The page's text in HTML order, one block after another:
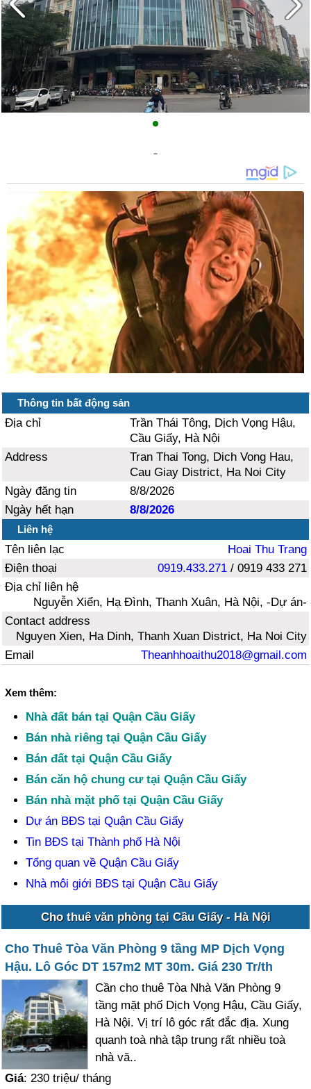
Thông tin bất động sản
Địa chỉ
Trần Thái Tông, Dịch Vọng Hậu,
Cầu Giấy, Hà Nội
Address
Tran Thai Tong, Dich Vong Hau,
Cau Giay District, Ha Noi City
Ngày đăng tin
8/8/2026
Ngày hết hạn
8/8/2026
Liên hệ
Tên liên lạc
Hoai Thu Trang
Điện thoại
0919.433.271/ 0919 433 271
Địa chỉ liên hệ
Nguyễn Xiển, Hạ Đình, Thanh Xuân, Hà Nội, -Dự án-
Contact address
Nguyen Xien, Ha Dinh, Thanh Xuan District, Ha Noi City
Email
Theanhhoaithu2018@gmail.com
Xem thêm:
Nhà đất bán tại Quận Cầu Giấy
Bán nhà riêng tại Quận Cầu Giấy
Bán đất tại Quận Cầu Giấy
Bán căn hộ chung cư tại Quận Cầu Giấy
Bán nhà mặt phố tại Quận Cầu Giấy
Dự án BĐS tại Quận Cầu Giấy
Tin BĐS tại Thành phố Hà Nội
Tổng quan về Quận Cầu Giấy
Nhà môi giới BĐS tại Quận Cầu Giấy
Cho thuê văn phòng tại Cầu Giấy - Hà Nội
Cho Thuê Tòa Văn Phòng 9 tầng MP Dịch Vọng
Hậu. Lô Góc DT 157m2 MT 30m. Giá 230 Tr/th
Cần cho thuê Tòa Nhà Văn Phòng 9
tầng mặt phố Dịch Vọng Hậu, Cầu Giấy,
Hà Nội. Vị trí lô góc rất đắc địa. Xung
quanh toà nhà tập trung rất nhiều toà
nhà vă..
Giá: 230 triệu/ tháng